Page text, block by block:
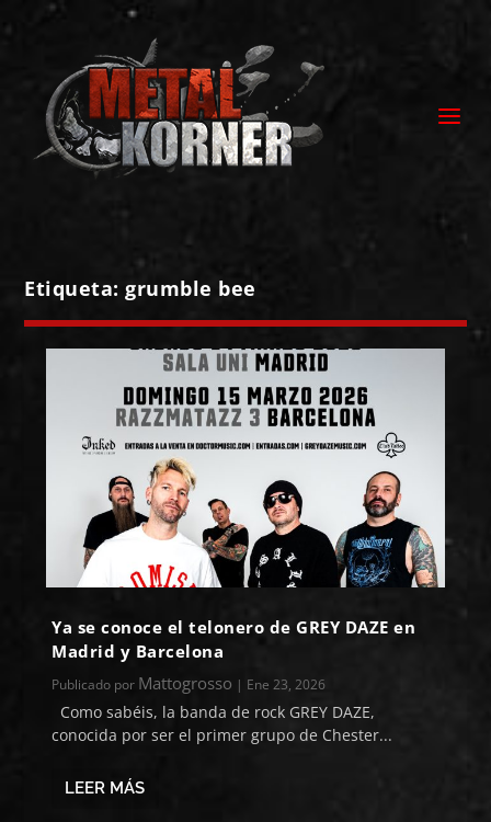
Etiqueta:grumble bee
Ya se conoce el telonero de GREY DAZE en
Madrid y Barcelona
Publicado por Mattogrosso | Ene 23, 2026
Como sabéis, la banda de rock GREY DAZE,
conocida por ser el primer grupo de Chester...
LEER MÁS